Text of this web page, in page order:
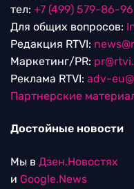
тел: +7 (499) 579-86-96
Для общих вопросов:
Редакция RTVI:
Маркетинг/PR:
Реклама RTVI: adv-
Партнерские
Достойные новости
Мы в Дзен.Новостях
и Google.News